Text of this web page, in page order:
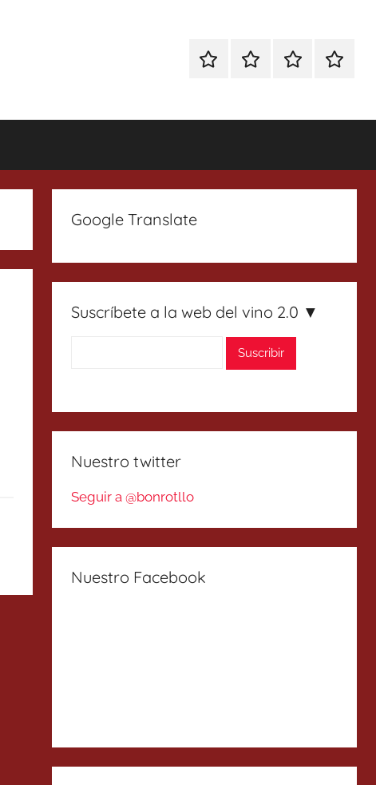
EspecialEnoturismoRanking
Google Translate
Suscríbete a la web del vino 2.0 ▼
Nuestro twitter
Seguir a @bonrotllo
Nuestro Facebook